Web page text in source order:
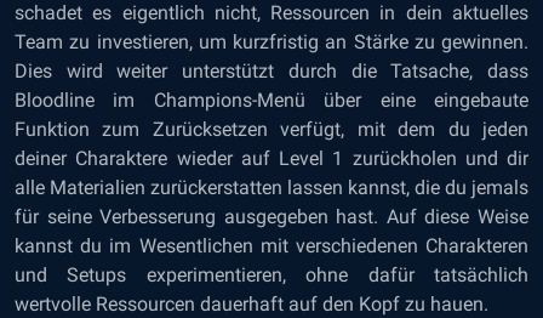
schadet es eigentlich nicht, Ressourcen in dein aktuelles
Team zu investieren, um kurzfristig an Stärke zu gewinnen.
Dies wird weiter unterstützt durch die Tatsache, dass
Bloodline im Champions-Menü über eine eingebaute
Funktion zum Zurücksetzen verfügt, mit dem du jeden
deiner Charaktere wieder auf Level 1 zurückholen und dir
alle Materialien zurückerstatten lassen kannst, die du jemals
für seine Verbesserung ausgegeben hast. Auf diese Weise
kannst du im Wesentlichen mit verschiedenen Charakteren
und Setups experimentieren, ohne dafür tatsächlich
wertvolle Ressourcen dauerhaft auf den Kopf zu hauen.